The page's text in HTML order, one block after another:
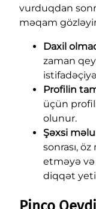
vurduqdan
məqam
Daxil
zaman
Profilin
üçün
olunur.
Şəxsi
sonrası,
etməyə və
diqqət